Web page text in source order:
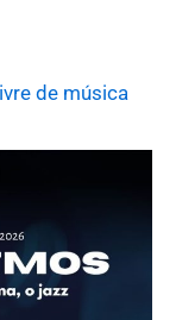
de música